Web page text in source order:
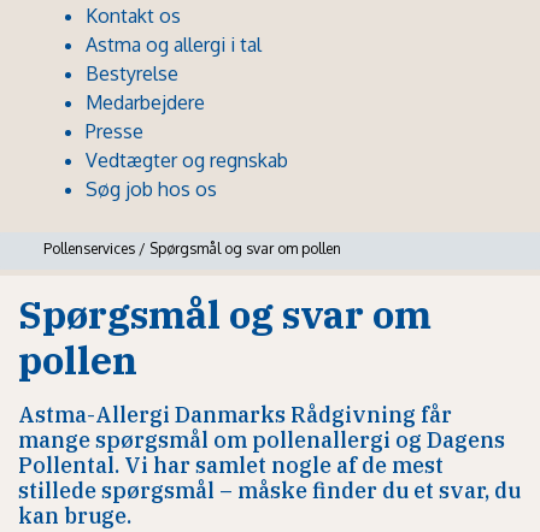
Kontakt os
Astma og allergi i tal
Bestyrelse
Medarbejdere
Presse
Vedtægter og regnskab
Søg job hos os
Pollenservices / Spørgsmål og svar om pollen
Spørgsmål og svar om
pollen
Astma-Allergi Danmarks Rådgivning får
mange spørgsmål om pollenallergi og Dagens
Pollental. Vi har samlet nogle af de mest
stillede spørgsmål – måske finder du et svar, du
kan bruge.